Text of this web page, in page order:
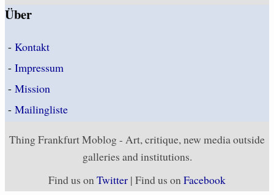
Über
- Kontakt
- Impressum
- Mission
- Mailingliste
Thing Frankfurt Moblog - Art, critique, new media outside
galleries and institutions.
Find us onTwitter | Find us onFacebook